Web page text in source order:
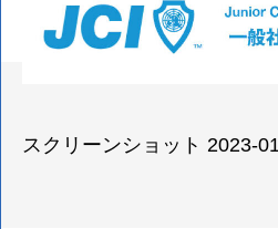
スクリーンショット 2023-
活動報告